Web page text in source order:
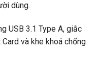
dùng.
USB 3.1 Type A, giắc
và khe khoá chống